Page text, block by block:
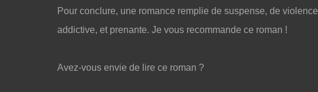
Pour conclure, une romance remplie de suspense, de
addictive, et prenante. Je vous recommande ce roman !
Avez-vous envie de lire ce roman ?